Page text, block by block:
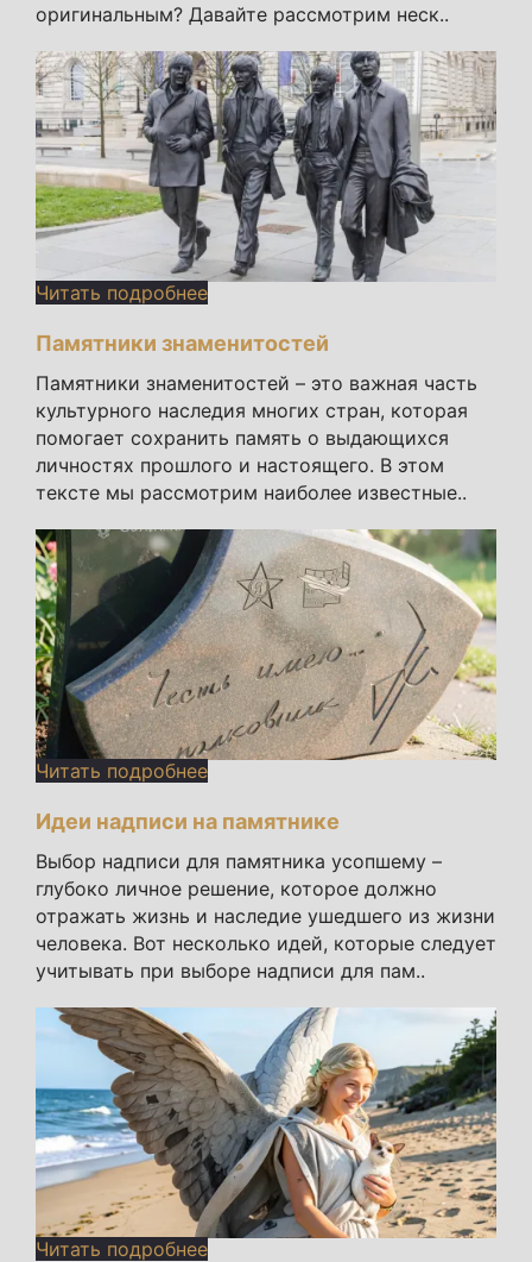
оригинальным? Давайте рассмотрим неск..
Читать подробнее
Памятники знаменитостей
Памятники знаменитостей – это важная часть
культурного наследия многих стран, которая
помогает сохранить память о выдающихся
личностях прошлого и настоящего. В этом
тексте мы рассмотрим наиболее известные..
Читать подробнее
Идеи надписи на памятнике
Выбор надписи для памятника усопшему –
глубоко личное решение, которое должно
отражать жизнь и наследие ушедшего из жизни
человека. Вот несколько идей, которые следует
учитывать при выборе надписи для пам..
Читать подробнее